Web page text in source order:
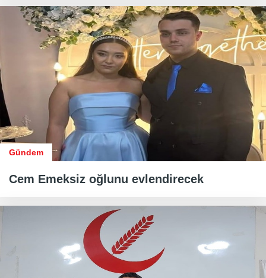
Gündem
Cem Emeksiz oğlunu evlendirecek